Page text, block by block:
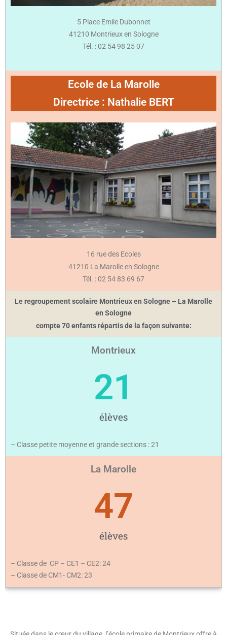
5 Place Emile Dubonnet
41210 Montrieux en Sologne
Tél. : 02 54 98 25 07
Ecole de La Marolle
Directrice : Nathalie BERT
16 rue des Ecoles
41210 La Marolle en Sologne
Tél. : 02 54 83 69 67
Le regroupement scolaire Montrieux en Sologne – La Marolle
en Sologne
compte 70 enfants répartis de la façon suivante:
Montrieux
élèves
21
– Classe petite moyenne et grande sections : 21
La Marolle
élèves
47
– Classe de CP – CE1 – CE2: 24
– Classe de CM1- CM2: 23